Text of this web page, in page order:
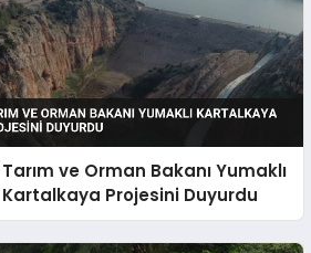
Tarım ve Orman Bakanı Yumaklı
Kartalkaya Projesini Duyurdu